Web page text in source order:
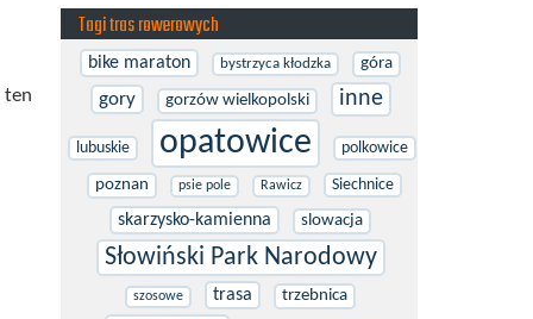
ten
nie ma śniegu, a temperatura jest...
Tagi tras rowerowych
bike maraton bystrzyca kłodzka góra
gory gorzów wielkopolski inne
lubuskie opatowice polkowice
poznan psie pole Rawicz Siechnice
skarzysko-kamienna slowacja
Słowiński Park Narodowy
szosowe trasa trzebnica